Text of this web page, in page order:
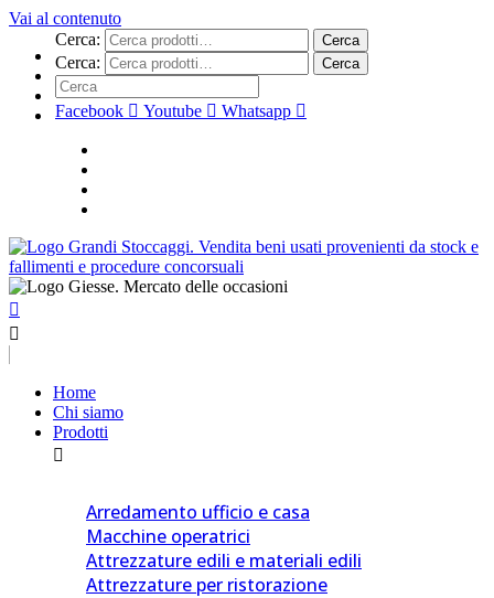
Vai al contenuto
Cerca:
Cerca
Cerca: Cerca
Facebook Youtube Whatsapp
Home
Chi siamo
Prodotti
Arredamento ufficio e casa
Macchine operatrici
Attrezzature edili e materiali edili
Attrezzature per ristorazione